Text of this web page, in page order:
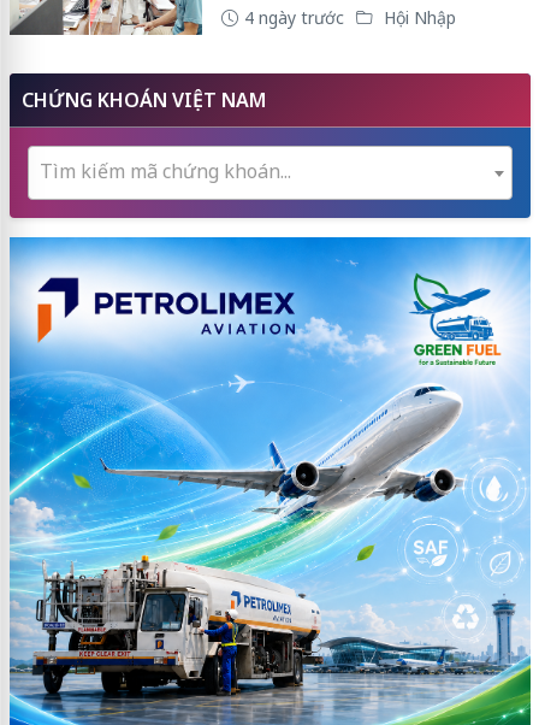
4 ngày trước Hội Nhập
CHỨNG KHOÁN VIỆT NAM
Tìm kiếm mã chứng khoán...